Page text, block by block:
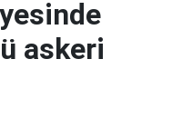
askeri